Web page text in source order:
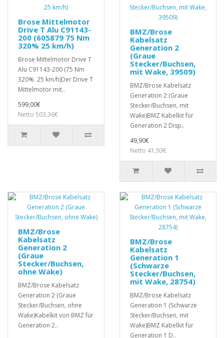
Brose Mittelmotor
Drive T Alu C91143-
200 (605879 75 Nm
320% 25 km/h)
Brose Mittelmotor Drive T
Alu C91143-200 (75 Nm
320% 25 km/h)Der Drive T
Mittelmotor mit..
599,00€
Netto 503,36€
BMZ/Brose
Kabelsatz
Generation 2
(Graue
Stecker/Buchsen,
mit Wake, 39509)
BMZ/Brose Kabelsatz
Generation 2 (Graue
Stecker/Buchsen, mit
Wake)BMZ Kabelkit für
Generation 2 Disp..
49,90€
Netto 41,93€
BMZ/Brose
Kabelsatz
Generation 2
(Graue
Stecker/Buchsen,
ohne Wake)
BMZ/Brose Kabelsatz
Generation 2 (Graue
Stecker/Buchsen, ohne
Wake)Kabelkit von BMZ für
Generation 2..
BMZ/Brose
Kabelsatz
Generation 1
(Schwarze
Stecker/Buchsen,
mit Wake, 28754)
BMZ/Brose Kabelsatz
Generation 1 (Schwarze
Stecker/Buchsen, mit
Wake)BMZ Kabelkit für
Generation 1 D..